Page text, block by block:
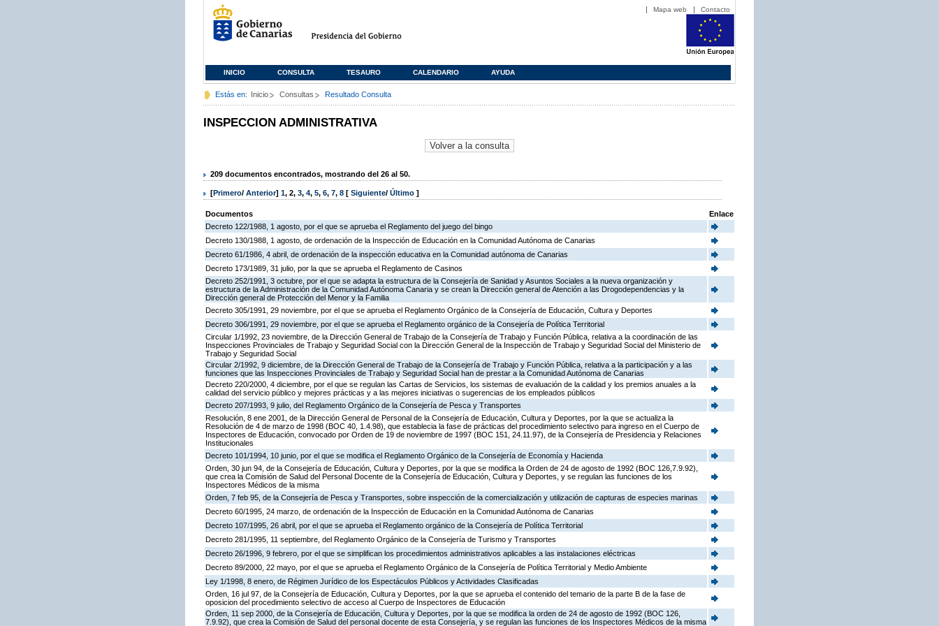
Mapa web Contacto
INICIO CONSULTA TESAURO CALENDARIO AYUDA
Estás en: Inicio Consultas Resultado Consulta
INSPECCION ADMINISTRATIVA
209 documentos encontrados, mostrando del 26 al 50.
[Primero/ Anterior] 1, 2, 3, 4, 5, 6, 7, 8 [ Siguiente/ Último ]
Documentos
Enlace
Decreto 122/1988, 1 agosto, por el que se aprueba el Reglamento del juego del bingo
Decreto 130/1988, 1 agosto, de ordenación de la Inspección de Educación en la Comunidad Autónoma de Canarias
Decreto 61/1986, 4 abril, de ordenación de la inspección educativa en la Comunidad autónoma de Canarias
Decreto 173/1989, 31 julio, por la que se aprueba el Reglamento de Casinos
Decreto 252/1991, 3 octubre, por el que se adapta la estructura de la Consejería de Sanidad y Asuntos Sociales a la nueva organización y
estructura de la Administración de la Comunidad Autónoma Canaria y se crean la Dirección general de Atención a las Drogodependencias y la
Dirección general de Protección del Menor y la Familia
Decreto 305/1991, 29 noviembre, por el que se aprueba el Reglamento Orgánico de la Consejería de Educación, Cultura y Deportes
Decreto 306/1991, 29 noviembre, por el que se aprueba el Reglamento orgánico de la Consejería de Política Territorial
Circular 1/1992, 23 noviembre, de la Dirección General de Trabajo de la Consejería de Trabajo y Función Pública, relativa a la coordinación de las
Inspecciones Provinciales de Trabajo y Seguridad Social con la Dirección General de la Inspección de Trabajo y Seguridad Social del Ministerio de
Trabajo y Seguridad Social
Circular 2/1992, 9 diciembre, de la Dirección General de Trabajo de la Consejería de Trabajo y Función Pública, relativa a la participación y a las
funciones que las Inspecciones Provinciales de Trabajo y Seguridad Social han de prestar a la Comunidad Autónoma de Canarias
Decreto 220/2000, 4 diciembre, por el que se regulan las Cartas de Servicios, los sistemas de evaluación de la calidad y los premios anuales a la
calidad del servicio público y mejores prácticas y a las mejores iniciativas o sugerencias de los empleados públicos
Decreto 207/1993, 9 julio, del Reglamento Orgánico de la Consejería de Pesca y Transportes
Resolución, 8 ene 2001, de la Dirección General de Personal de la Consejería de Educación, Cultura y Deportes, por la que se actualiza la
Resolución de 4 de marzo de 1998 (BOC 40, 1.4.98), que establecia la fase de prácticas del procedimiento selectivo para ingreso en el Cuerpo de
Inspectores de Educación, convocado por Orden de 19 de noviembre de 1997 (BOC 151, 24.11.97), de la Consejería de Presidencia y Relaciones
Institucionales
Decreto 101/1994, 10 junio, por el que se modifica el Reglamento Orgánico de la Consejería de Economía y Hacienda
Orden, 30 jun 94, de la Consejería de Educación, Cultura y Deportes, por la que se modifica la Orden de 24 de agosto de 1992 (BOC 126,7.9.92),
que crea la Comisión de Salud del Personal Docente de la Consejería de Educación, Cultura y Deportes, y se regulan las funciones de los
Inspectores Médicos de la misma
Orden, 7 feb 95, de la Consejería de Pesca y Transportes, sobre inspección de la comercialización y utilización de capturas de especies marinas
Decreto 60/1995, 24 marzo, de ordenación de la Inspección de Educación en la Comunidad Autónoma de Canarias
Decreto 107/1995, 26 abril, por el que se aprueba el Reglamento orgánico de la Consejería de Política Territorial
Decreto 281/1995, 11 septiembre, del Reglamento Orgánico de la Consejería de Turismo y Transportes
Decreto 26/1996, 9 febrero, por el que se simplifican los procedimientos administrativos aplicables a las instalaciones eléctricas
Decreto 89/2000, 22 mayo, por el que se aprueba el Reglamento Orgánico de la Consejería de Política Territorial y Medio Ambiente
Ley 1/1998, 8 enero, de Régimen Jurídico de los Espectáculos Públicos y Actividades Clasificadas
Orden, 16 jul 97, de la Consejería de Educación, Cultura y Deportes, por la que se aprueba el contenido del temario de la parte B de la fase de
oposicion del procedimiento selectivo de acceso al Cuerpo de Inspectores de Educación
Orden, 11 sep 2000, de la Consejería de Educación, Cultura y Deportes, por la que se modifica la orden de 24 de agosto de 1992 (BOC 126,
7.9.92), que crea la Comisión de Salud del personal docente de esta Consejería, y se regulan las funciones de los Inspectores Médicos de la misma